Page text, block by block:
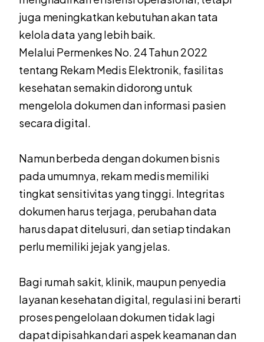
juga meningkatkan kebutuhan akan tata
kelola data yang lebih baik.
Melalui Permenkes No. 24 Tahun 2022
tentang Rekam Medis Elektronik, fasilitas
kesehatan semakin didorong untuk
mengelola dokumen dan informasi pasien
secara digital.
Namun berbeda dengan dokumen bisnis
pada umumnya, rekam medis memiliki
tingkat sensitivitas yang tinggi. Integritas
dokumen harus terjaga, perubahan data
harus dapat ditelusuri, dan setiap tindakan
perlu memiliki jejak yang jelas.
Bagi rumah sakit, klinik, maupun penyedia
layanan kesehatan digital, regulasi ini berarti
proses pengelolaan dokumen tidak lagi
dapat dipisahkan dari aspek keamanan dan